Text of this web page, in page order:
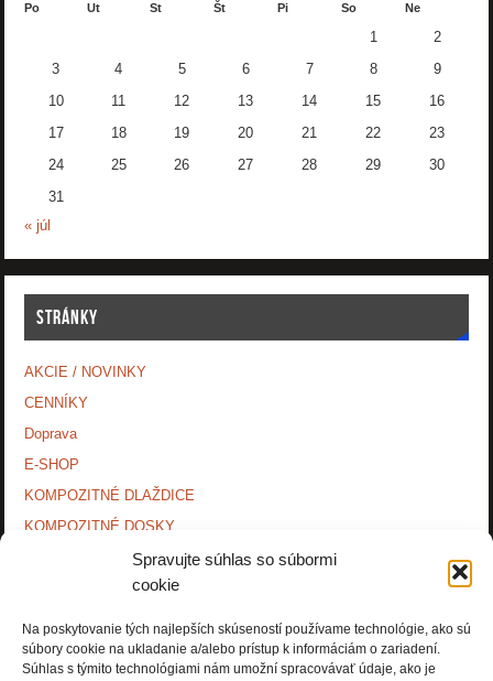
Spravujte súhlas so súbormi
cookie
Na poskytovanie tých najlepších skúseností používame technológie, ako sú
súbory cookie na ukladanie a/alebo prístup k informáciám o zariadení.
Súhlas s týmito technológiami nám umožní spracovávať údaje, ako je
Po Ut St Št Pi So Ne
1 2
3 4 5 6 7 8 9
10 11 12 13 14 15 16
17 18 19 20 21 22 23
24 25 26 27 28 29 30
31
« júl
STRÁNKY
AKCIE / NOVINKY
CENNÍKY
Doprava
E-SHOP
KOMPOZITNÉ DLAŽDICE
KOMPOZITNÉ DOSKY.
MONTÁŽNE NÁVODY
OCHRANA OSOBNÝCH ÚDAJOV